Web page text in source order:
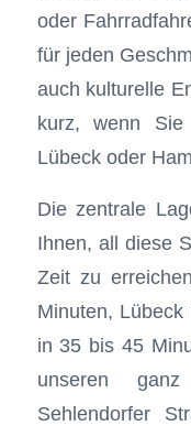
oder
für jeden
auch kulturelle
kurz, wenn
Lübeck oder
Die zentrale
Ihnen, all diese
Zeit zu
Minuten,
in 35 bis 45
unseren
Sehlendorfer